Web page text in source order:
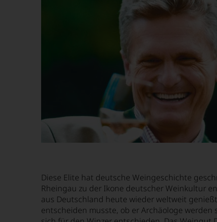
Diese Elite hat deutsche Weingeschichte
Rheingau zu der Ikone deutscher Weinkultur
aus Deutschland heute wieder weltweit
entscheiden musste, ob er Archäologe